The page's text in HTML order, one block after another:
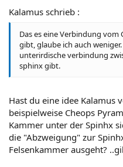
Kalamus schrieb :
Das es eine Verbindung
gibt, glaube ich auch
unterirdische verbindung
sphinx gibt.
Hast du eine idee Kalamus
beispielweise Cheops
Kammer unter der Spinhx
die "Abzweigung" zur
Felsenkammer ausgeht?